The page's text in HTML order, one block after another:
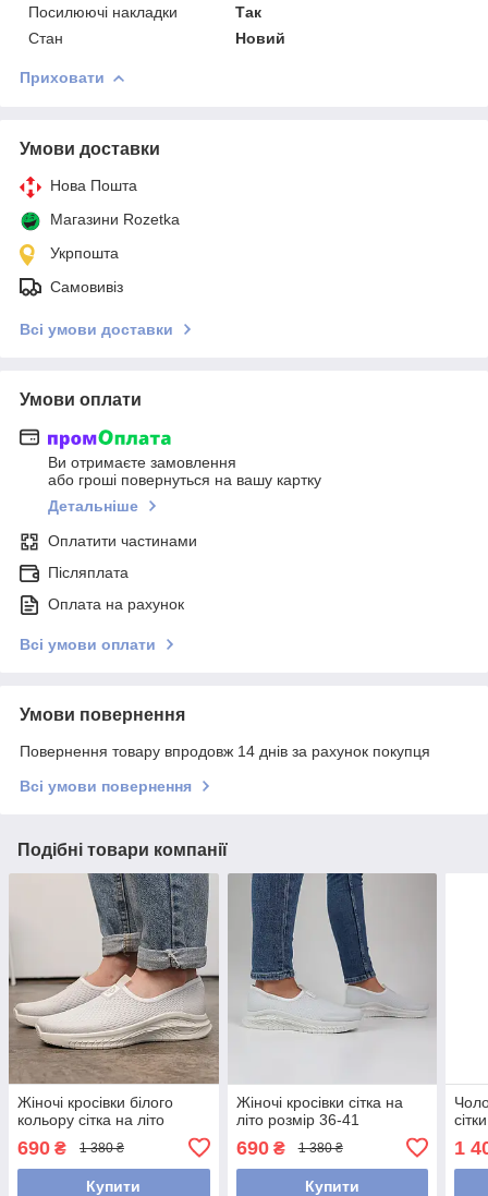
Посилюючі накладки
Так
Стан
Новий
Приховати
Умови доставки
Нова Пошта
Магазини Rozetka
Укрпошта
Самовивіз
Всі умови доставки
Умови оплати
Ви отримаєте замовлення
або гроші повернуться на вашу картку
Детальніше
Оплатити частинами
Післяплата
Оплата на рахунок
Всі умови оплати
Умови повернення
Повернення товару впродовж 14 днів за рахунок покупця
Всі умови повернення
Подібні товари компанії
Жіночі кросівки білого
кольору сітка на літо
690 ₴ 1 380 ₴
Купити
Жіночі кросівки сітка на
літо розмір 36-41
690₴ 1 380 ₴
Купити
1